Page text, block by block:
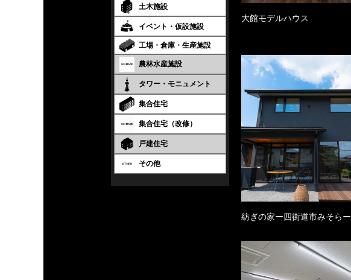
土木施設
イベント・仮設施設
工場・倉庫・生産施設
農林水産施設
タワー・モニュメント
集合住宅
集合住宅（改修）
戸建住宅
その他
大館モデルハウス
紡ぎの家ー四街道市みそらー